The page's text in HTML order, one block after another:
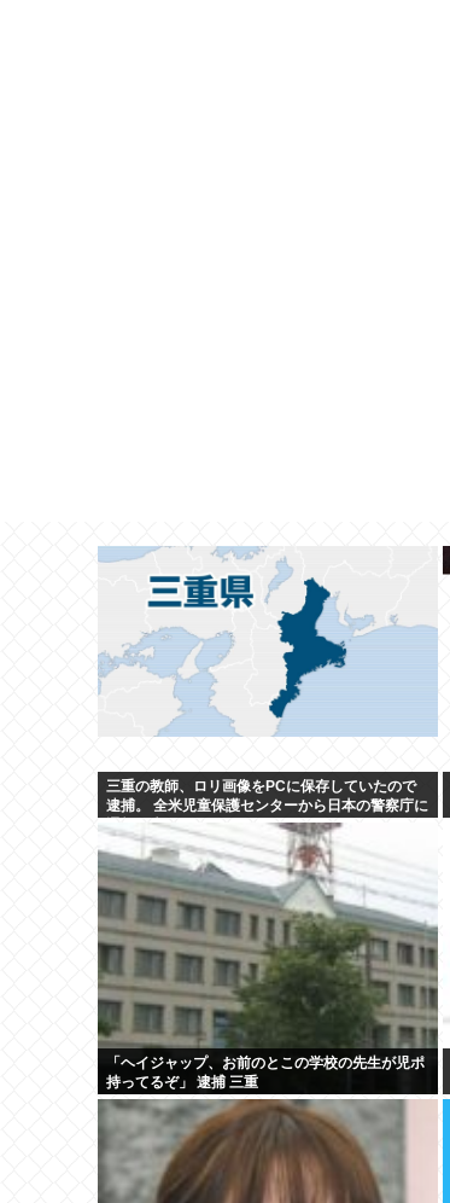
三重の教師、ロリ画像をPCに保存していたので
逮捕。 全米児童保護センターから日本の警察庁に
通報が来る。
「ヘイジャップ、お前のとこの学校の先生が児ポ
持ってるぞ」 逮捕 三重